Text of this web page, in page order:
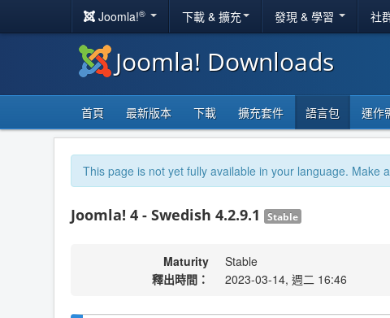
Joomla!® 下載 & 擴充 發現 & 學習 社
Joomla! Downloads
首頁 最新版本 下載 擴充套件 語言包 運作
This page is not yet fully available in your language. Make
Joomla! 4 - Swedish 4.2.9.1 Stable
Maturity
Stable
釋出時間：
2023-03-14, 週二 16:46